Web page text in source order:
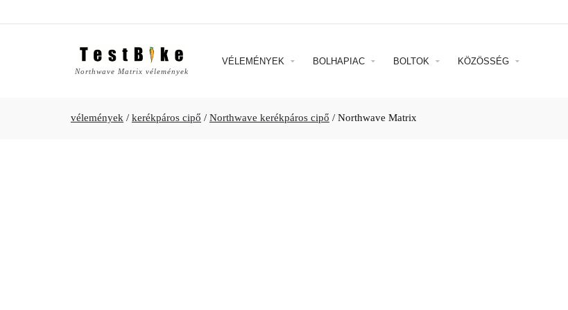
Northwave Matrix vélemények
VÉLEMÉNYEK BOLHAPIAC BOLTOK KÖZÖSSÉG
vélemények / kerékpáros cipő / Northwave kerékpáros cipő / Northwave Matrix